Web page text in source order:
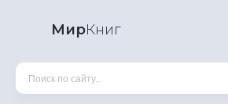
МирКниг